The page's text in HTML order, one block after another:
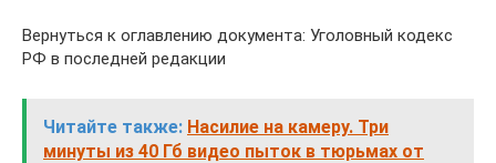
Вернуться к оглавлению документа: Уголовный кодекс
РФ в последней редакции
Читайте также: Насилие на камеру. Три
минуты из 40 Гб видео пыток в тюрьмах от